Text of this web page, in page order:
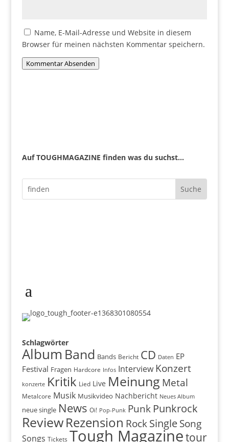
Name, E-Mail-Adresse und Website in diesem
Browser für meinen nächsten Kommentar speichern.
Kommentar Absenden
Auf TOUGHMAGAZINE finden was du suchst...
Schlagwörter
Album Band Bands Bericht CD Daten EP
Festival Fragen Hardcore Infos Interview Konzert
konzerte Kritik Lied Live Meinung Metal
Metalcore Musik Musikvideo Nachbericht Neues Album
neue single News Oi! Pop-Punk Punk Punkrock
ReviewRezension Rock Single Song
Songs Tickets Tough Magazinetour